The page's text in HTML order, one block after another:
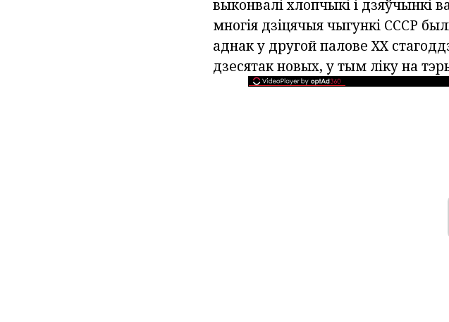
выконвалі хлопчыкі і дзяўчынкі
многія дзіцячыя чыгункі СССР
аднак у другой палове ХХ
дзесятак новых, у тым ліку на